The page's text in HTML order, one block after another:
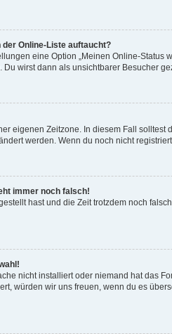
Online-Liste auftaucht?
eine Option „Meinen Online-
wirst dann als unsichtbarer Besucher
eigenen Zeitzone. In diesem Fall
werden. Wenn du noch nicht
immer noch falsch!
hast und die Zeit trotzdem noch
nicht installiert oder niemand hat das
würden wir uns freuen, wenn du es